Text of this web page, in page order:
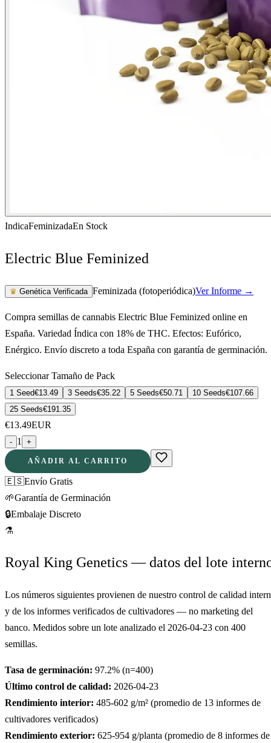
IndicaFeminizadaEn Stock
Electric Blue Feminized
♛ Genética Verificada Feminizada (fotoperiódica)Ver Informe →
Compra semillas de cannabis Electric Blue Feminized online en
España. Variedad Índica con 18% de THC. Efectos: Eufórico,
Enérgico. Envío discreto a toda España con garantía de germinación.
Seleccionar Tamaño de Pack
1 Seed€13.49 3 Seeds€35.22 5 Seeds€50.71 10 Seeds€107.66
25 Seeds€191.35
€13.49EUR
- 1 +
AÑADIR AL CARRITO
🇪🇸Envío Gratis
🌱Garantía de Germinación
🔒Embalaje Discreto
⚗
Royal King Genetics — datos del lote
Los números siguientes provienen de nuestro control de calidad
y de los informes verificados de cultivadores — no marketing del
banco. Medidos sobre un lote analizado el 2026-04-23 con 400
semillas.
Tasa de germinación: 97.2% (n=400)
Último control de calidad: 2026-04-23
Rendimiento interior: 485-602 g/m² (promedio de 13 informes de
cultivadores verificados)
Rendimiento exterior: 625-954 g/planta (promedio de 8 informes de